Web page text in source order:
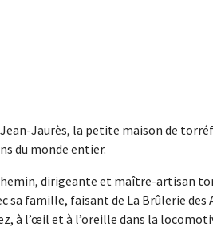
Jean-Jaurès, la petite maison de
du monde entier.
dirigeante et maître-artisan
sa famille, faisant de La Brûlerie
à l’œil et à l’oreille dans la